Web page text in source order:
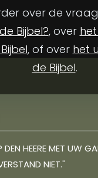
over de vraag
Bijbel?, over
, of over het
de Bijbel.
HEERE MET UW
NIET."